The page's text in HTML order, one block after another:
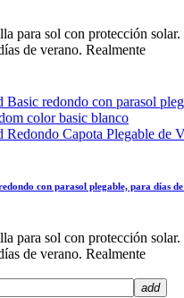
para sol con protección
de verano. Realmente
con parasol plegable, para días
para sol con protección
de verano. Realmente
add